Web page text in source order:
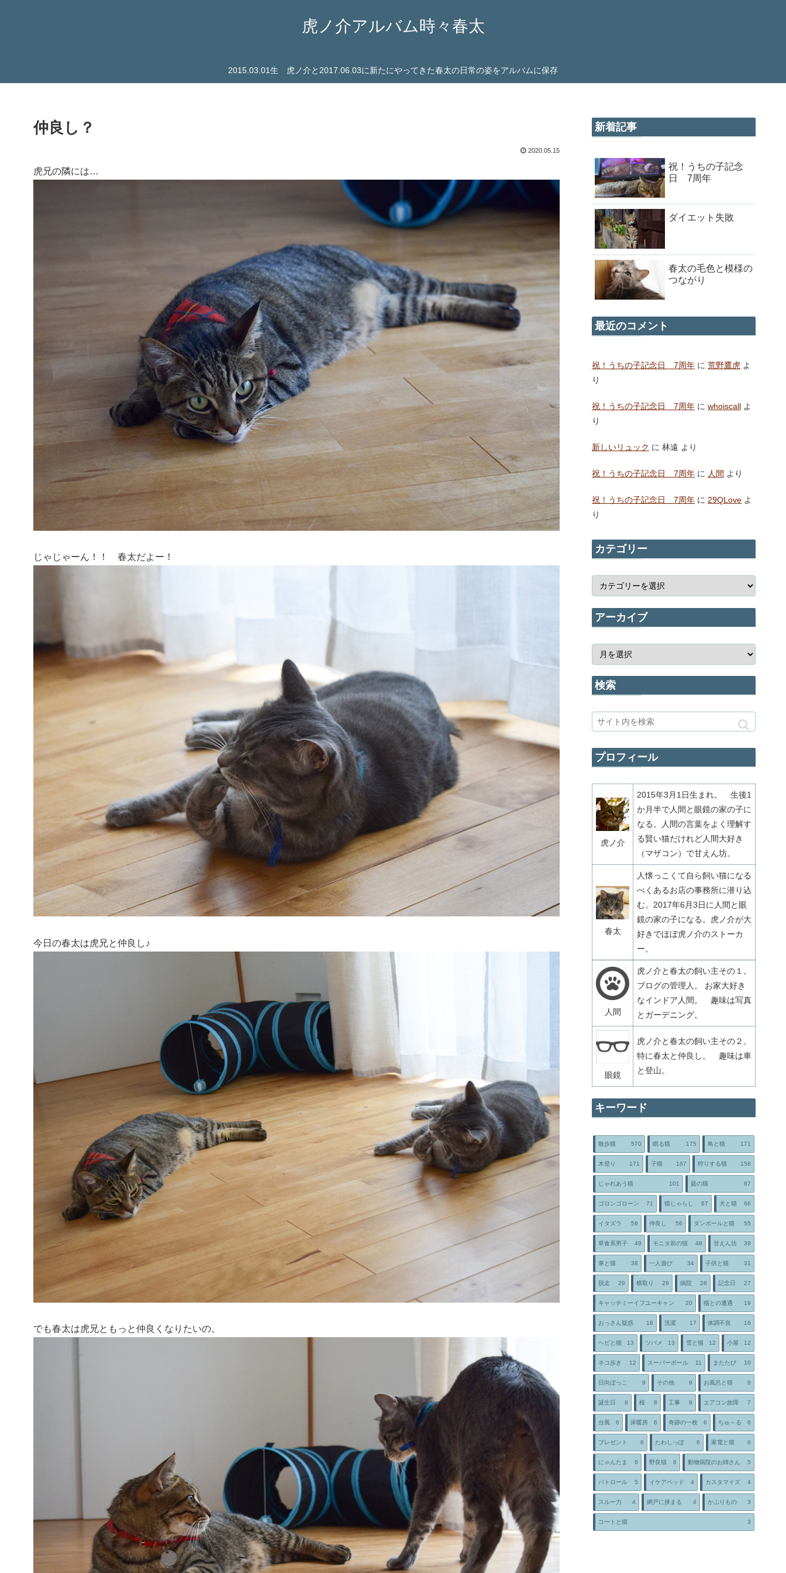
虎ノ介アルバム時々春太
2015.03.01生 虎ノ介と2017.06.03に新たにやってきた春太の日常の姿をアルバムに保存
仲良し？
2020.05.15
虎兄の隣には…
じゃじゃーん！！ 春太だよー！
今日の春太は虎兄と仲良し♪
でも春太は虎兄ともっと仲良くなりたいの。
新着記事
祝！うちの子記念
日 7周年
ダイエット失敗
春太の毛色と模様の
つながり
最近のコメント
祝！うちの子記念日 7周年 に 荒野鷹虎 よ
り
祝！うちの子記念日 7周年 に whoiscall よ
り
新しいリュック に 林遠 より
祝！うちの子記念日 7周年 に 人間 より
祝！うちの子記念日 7周年 に 29QLove よ
り
カテゴリー
アーカイブ
検索
プロフィール
虎ノ介
2015年3月1日生まれ。 生後1
か月半で人間と眼鏡の家の子に
なる。人間の言葉をよく理解す
る賢い猫だけれど人間大好き
（マザコン）で甘えん坊。
春太
人懐っこくて自ら飼い猫になる
べくあるお店の事務所に潜り込
む。2017年6月3日に人間と眼
鏡の家の子になる。虎ノ介が大
好きでほぼ虎ノ介のストーカ
ー。
人間
虎ノ介と春太の飼い主その１。
ブログの管理人。 お家大好き
なインドア人間。 趣味は写真
とガーデニング。
眼鏡
虎ノ介と春太の飼い主その２。
特に春太と仲良し。 趣味は車
と登山。
キーワード
散歩猫 570 眠る猫 175 鳥と猫 171
木登り 171 子猫 167 狩りする猫 158
じゃれあう猫 101 庭の猫 87
ゴロンゴローン 71 猫じゃらし 67 犬と猫 66
イタズラ 59 仲良し 56 ダンボールと猫 55
草食系男子 49 モニタ前の猫 48 甘えん坊 39
車と猫 38 一人遊び 34 子供と猫 31
脱走 29 横取り 29 病院 28 記念日 27
キャッチミーイフユーキャン 20 猫との遭遇 19
おっさん疑惑 18 洗濯 17 体調不良 16
ヘビと猫 13 ツバメ 13 雪と猫 12 小屋 12
ネコ歩き 12 スーパーボール 11 またたび 10
日向ぼっこ 9 その他 9 お風呂と猫 8
誕生日 8 桜 8 工事 8 エアコン故障 7
台風 6 床暖房 6 奇跡の一枚 6 ちゅ～る 6
プレゼント 6 たわしっぽ 6 家電と猫 6
にゃんたま 6 野良猫 6 動物病院のお姉さん 5
パトロール 5 イケアベッド 4 カスタマイズ 4
スルー力 4 網戸に挟まる 4 かぶりもの 3
コートと猫 3